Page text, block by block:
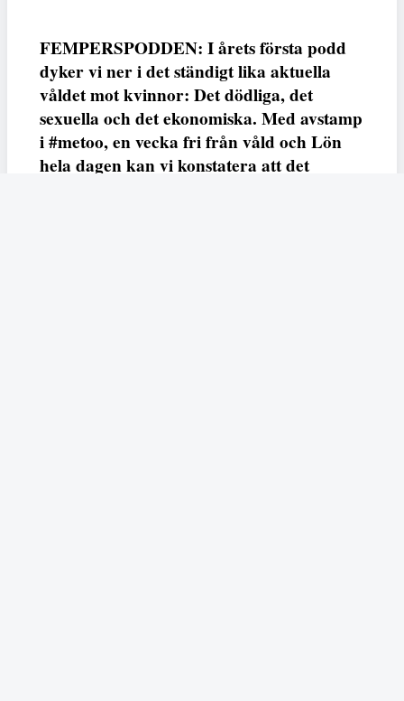
FEMPERSPODDEN: I årets första podd
dyker vi ner i det ständigt lika aktuella
våldet mot kvinnor: Det dödliga, det
sexuella och det ekonomiska. Med avstamp
i #metoo, en vecka fri från våld och Lön
hela dagen kan vi konstatera att det